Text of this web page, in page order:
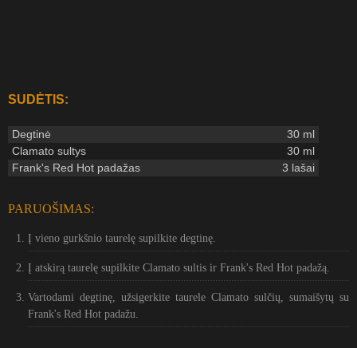
SUDĖTIS:
Degtinė
30 ml
Clamato sultys
30 ml
Frank's Red Hot padažas
3 lašai
PARUOŠIMAS:
Į vieno gurkšnio taurelę supilkite degtinę.
Į atskirą taurelę supilkite Clamato sultis ir Frank's Red Hot padažą.
Vartodami degtinę, užsigerkite taurele Clamato sulčių, sumaišytų su
Frank's Red Hot padažu.